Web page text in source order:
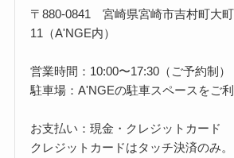
〒880-0841 宮崎県宮崎市吉村町大
11（A'NGE内）
営業時間：10:00〜17:30（ご予約制）
駐車場：A'NGEの駐車スペースをご
お支払い：現金・クレジットカード
クレジットカードはタッチ決済のみ